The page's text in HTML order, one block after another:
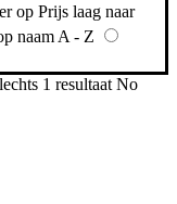
op Prijs laag naar
naam A - Z
1 resultaat No